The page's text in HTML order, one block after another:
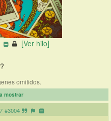
[Ver hilo]
omitidos.
mostrar
#3004